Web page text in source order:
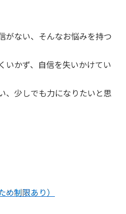
がない、そんなお悩みを持つ
いかず、自信を失いかけてい
、少しでも力になりたいと思
制限あり）